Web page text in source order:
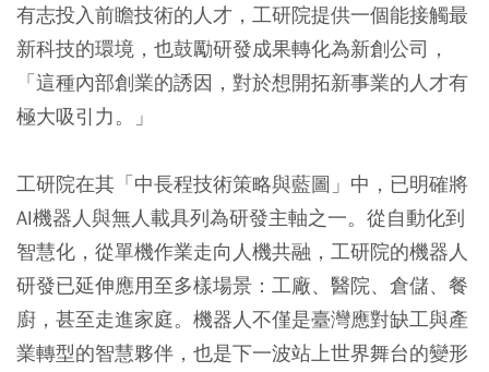
有志投入前瞻技術的人才，工研院提供一個能接觸最
新科技的環境，也鼓勵研發成果轉化為新創公司，
「這種內部創業的誘因，對於想開拓新事業的人才有
極大吸引力。」
工研院在其「中長程技術策略與藍圖」中，已明確將
AI機器人與無人載具列為研發主軸之一。從自動化到
智慧化，從單機作業走向人機共融，工研院的機器人
研發已延伸應用至多樣場景：工廠、醫院、倉儲、餐
廚，甚至走進家庭。機器人不僅是臺灣應對缺工與產
業轉型的智慧夥伴，也是下一波站上世界舞台的變形